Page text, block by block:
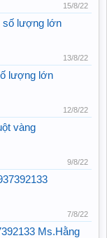
15/8/22
số lượng lớn
13/8/22
lượng lớn
12/8/22
vàng
9/8/22
7/8/22
Ms.Hằng